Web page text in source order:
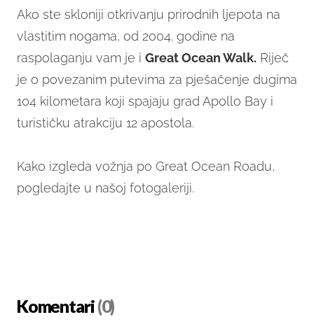
Ako ste skloniji otkrivanju prirodnih ljepota na
vlastitim nogama, od 2004. godine na
raspolaganju vam je i Great Ocean Walk. Riječ
je o povezanim putevima za pješačenje dugima
104 kilometara koji spajaju grad Apollo Bay i
turističku atrakciju 12 apostola.
Kako izgleda vožnja po Great Ocean Roadu,
pogledajte u našoj fotogaleriji.
Komentari(0)